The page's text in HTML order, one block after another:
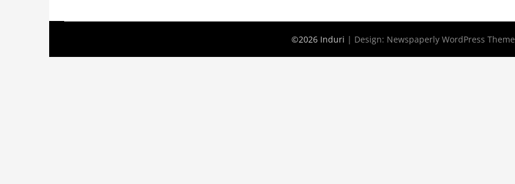
©2026 Induri | Design: Newspaperly WordPress Theme